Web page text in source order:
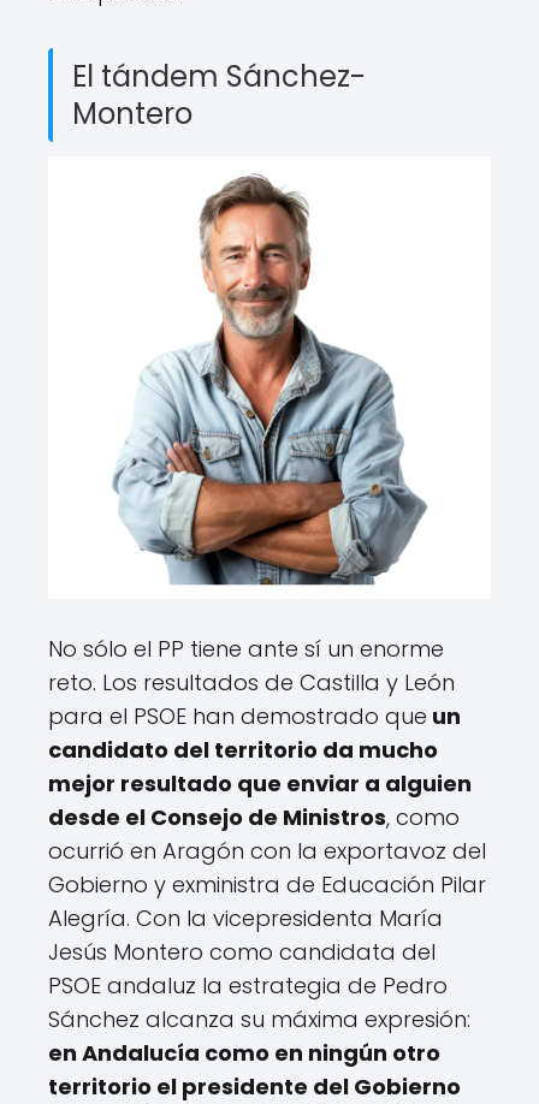
El tándem Sánchez-
Montero
No sólo el PP tiene ante sí un enorme
reto. Los resultados de Castilla y León
para el PSOE han demostrado que un
candidato del territorio da mucho
mejor resultado que enviar a alguien
desde el Consejo de Ministros, como
ocurrió en Aragón con la exportavoz del
Gobierno y exministra de Educación Pilar
Alegría. Con la vicepresidenta María
Jesús Montero como candidata del
PSOE andaluz la estrategia de Pedro
Sánchez alcanza su máxima expresión:
en Andalucía como en ningún otro
territorio el presidente del Gobierno